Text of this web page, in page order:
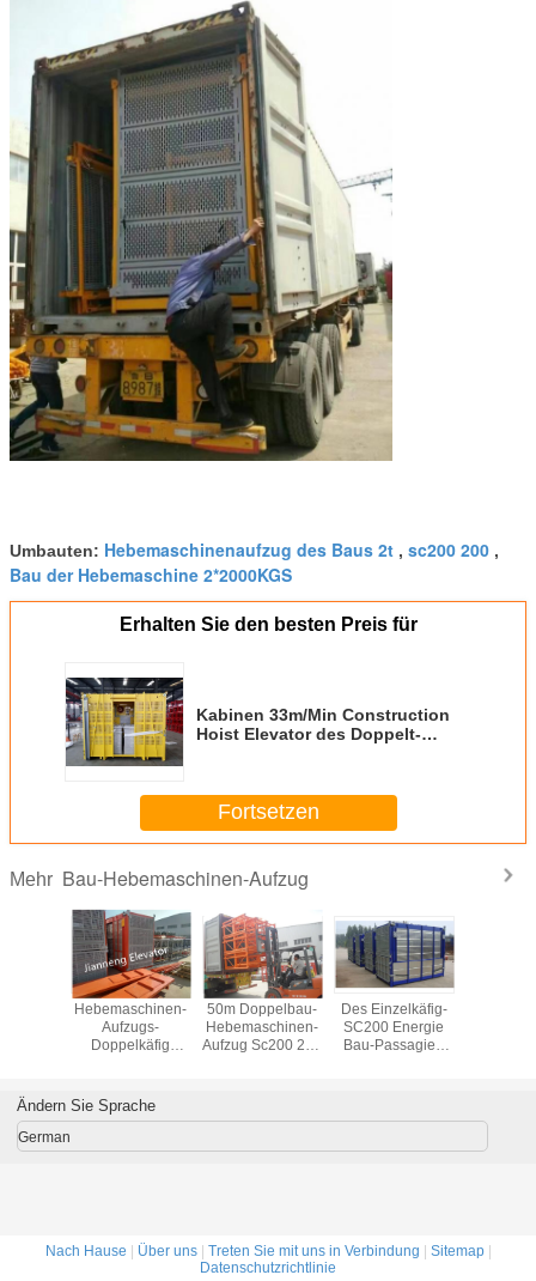
Umbauten: Hebemaschinenaufzug des Baus 2t , sc200 200 ,
Bau der Hebemaschine 2*2000KGS
Erhalten Sie den besten Preis für
Kabinen 33m/Min Construction
Hoist Elevator des Doppelt-
Fortsetzen
Mehr Bau-Hebemaschinen-Aufzug
Hebemaschinen-
Aufzugs-
Doppelkäfig
SC200/200
50m Doppelbau-
Hebemaschinen-
Aufzug Sc200 200
Des Einzelkäfig-
SC200 Energie
Bau-Passagier-
Ändern Sie Sprache
German
Nach Hause | Über uns| Treten Sie mit uns in Verbindung | Sitemap|
Datenschutzrichtlinie